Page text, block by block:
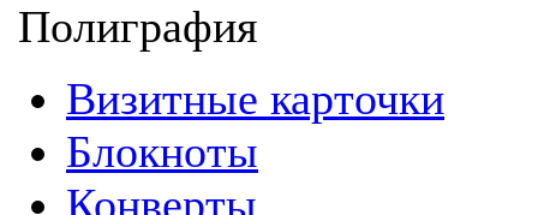
Полиграфия
Визитные карточки
Блокноты
Конверты